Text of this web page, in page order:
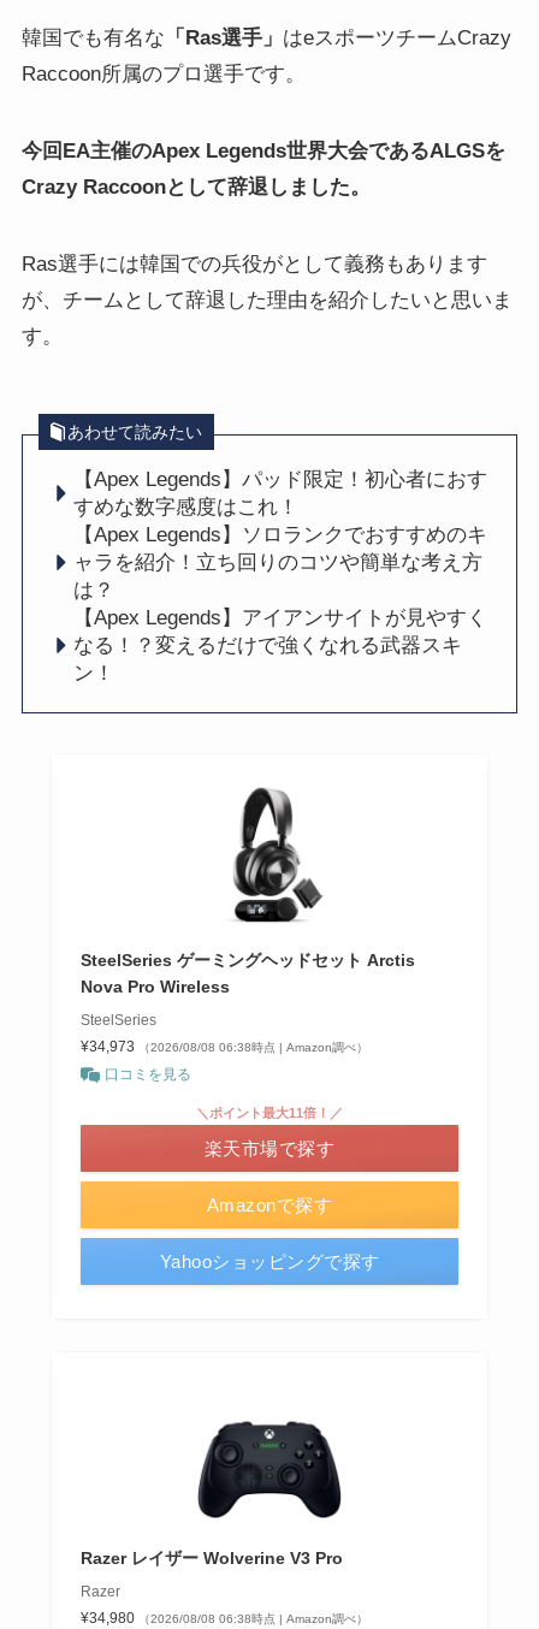
韓国でも有名な 「Ras選手」 はeスポーツチームCrazy
Raccoon所属のプロ選手です。
今回EA主催のApex Legends世界大会であるALGSを
Crazy Raccoonとして辞退しました。
Ras選手には韓国での兵役がとして義務もあります
が、チームとして辞退した理由を紹介したいと思いま
す。
あわせて読みたい
【Apex Legends】パッド限定！初心者におす
すめな数字感度はこれ！
【Apex Legends】ソロランクでおすすめのキ
ャラを紹介！立ち回りのコツや簡単な考え方
は？
【Apex Legends】アイアンサイトが見やすく
なる！？変えるだけで強くなれる武器スキ
ン！
SteelSeries ゲーミングヘッドセット Arctis
Nova Pro Wireless
SteelSeries
¥34,973
（2026/08/08 06:38時点 | Amazon調べ）
口コミを見る
Amazonで探す
＼ポイント最大11倍！／
楽天市場で探す
Yahooショッピングで探す
Razer レイザー Wolverine V3 Pro
Razer
¥34,980
（2026/08/08 06:38時点 | Amazon調べ）